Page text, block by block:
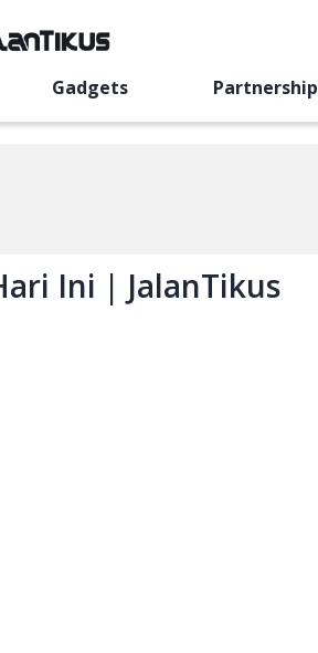
Gadgets Partnership
Ini | JalanTikus